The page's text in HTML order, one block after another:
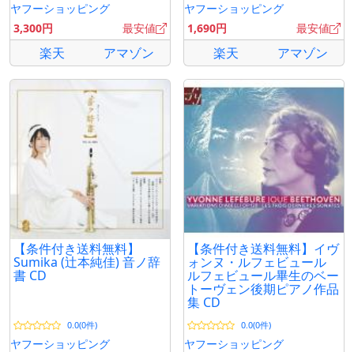
ヤフーショッピング
3,300円
最安値
楽天 アマゾン
ヤフーショッピング
1,690円
最安値
楽天 アマゾン
【条件付き送料無料】
Sumika (辻本純佳) 音ノ辞
書 CD
0.0(0件)
ヤフーショッピング
【条件付き送料無料】イヴ
ォンヌ・ルフェビュール
ルフェビュール畢生のベー
トーヴェン後期ピアノ作品
集 CD
0.0(0件)
ヤフーショッピング